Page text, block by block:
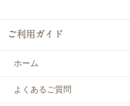
ホーム
よくあるご質問